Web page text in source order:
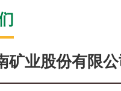
矿业股份有限